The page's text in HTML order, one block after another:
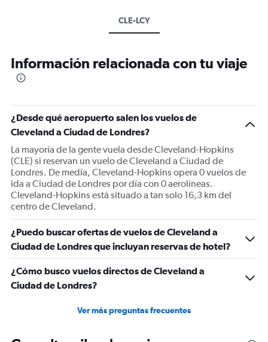
CLE-LCY
Información relacionada con tu viaje
¿Desde qué aeropuerto salen los vuelos de
Cleveland a Ciudad de Londres?
La mayoría de la gente vuela desde Cleveland-Hopkins
(CLE) si reservan un vuelo de Cleveland a Ciudad de
Londres. De media, Cleveland-Hopkins opera 0 vuelos de
ida a Ciudad de Londres por día con 0 aerolíneas.
Cleveland-Hopkins está situado a tan solo 16,3 km del
centro de Cleveland.
¿Puedo buscar ofertas de vuelos de Cleveland a
Ciudad de Londres que incluyan reservas de hotel?
¿Cómo busco vuelos directos de Cleveland a
Ciudad de Londres?
Ver más preguntas frecuentes